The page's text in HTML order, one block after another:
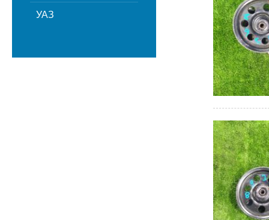
УАЗ